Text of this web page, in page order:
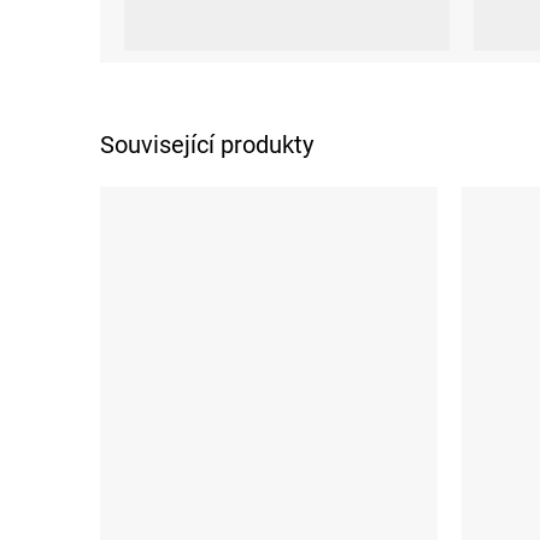
Související produkty